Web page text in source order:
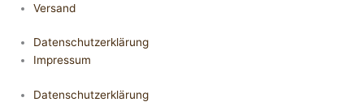
Versand
Datenschutzerklärung
Impressum
Datenschutzerklärung